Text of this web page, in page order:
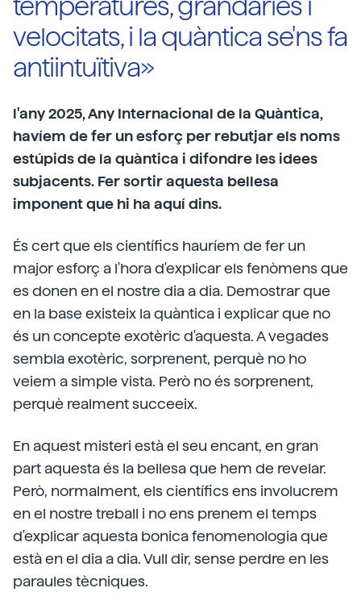
temperatures, grandàries i
velocitats, i la quàntica se'ns fa
antiintuïtiva»
l'any 2025, Any Internacional de la Quàntica,
havíem de fer un esforç per rebutjar els noms
estúpids de la quàntica i difondre les idees
subjacents. Fer sortir aquesta bellesa
imponent que hi ha aquí dins.
És cert que els científics hauríem de fer un
major esforç a l'hora d'explicar els fenòmens que
es donen en el nostre dia a dia. Demostrar que
en la base existeix la quàntica i explicar que no
és un concepte exotèric d'aquesta. A vegades
sembla exotèric, sorprenent, perquè no ho
veiem a simple vista. Però no és sorprenent,
perquè realment succeeix.
En aquest misteri està el seu encant, en gran
part aquesta és la bellesa que hem de revelar.
Però, normalment, els científics ens involucrem
en el nostre treball i no ens prenem el temps
d'explicar aquesta bonica fenomenologia que
està en el dia a dia. Vull dir, sense perdre en les
paraules tècniques.